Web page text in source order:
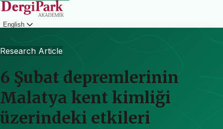
English
Research Article
6 Şubat depremlerinin
Malatya kent kimliği
üzerindeki etkileri